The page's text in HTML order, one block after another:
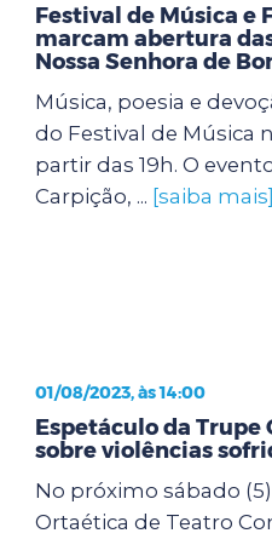
Festival de Música e
marcam abertura
Nossa Senhora de
Música, poesia e
do Festival de Música
partir das 19h. O
Carpição, ... [saiba mais]
01/08/2023, às 14:00
Espetáculo da
sobre violências
No próximo sábado
Ortaética de Teatro